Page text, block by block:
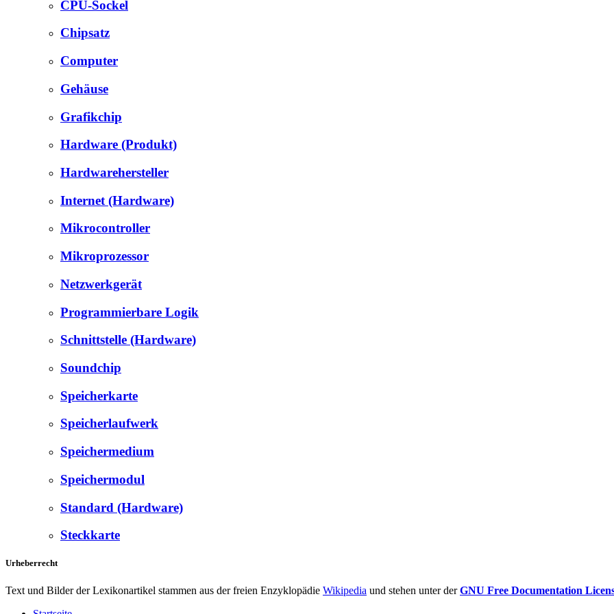
CPU-Sockel
Chipsatz
Computer
Gehäuse
Grafikchip
Hardware (Produkt)
Hardwarehersteller
Internet (Hardware)
Mikrocontroller
Mikroprozessor
Netzwerkgerät
Programmierbare Logik
Schnittstelle (Hardware)
Soundchip
Speicherkarte
Speicherlaufwerk
Speichermedium
Speichermodul
Standard (Hardware)
Steckkarte
Urheberrecht
Text und Bilder der Lexikonartikel stammen aus der freien Enzyklopädie Wikipedia und stehen unter derGNU Free Documentation